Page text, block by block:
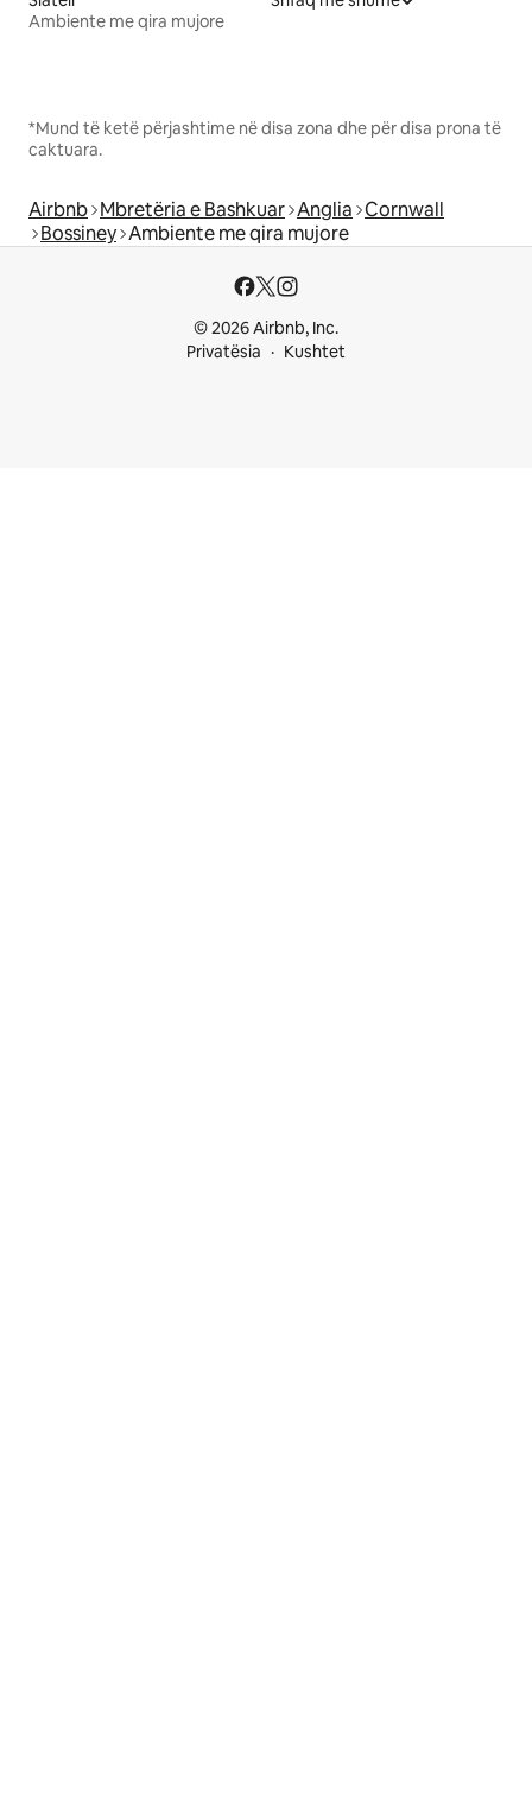
Ambiente me qira mujore
*Mund të ketë përjashtime në disa zona dhe për disa prona të
caktuara.
Airbnb Mbretëria e Bashkuar Anglia Cornwall
Bossiney Ambiente me qira mujore
© 2026 Airbnb, Inc.
Privatësia
Kushtet